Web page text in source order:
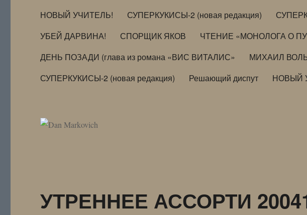
НОВЫЙ УЧИТЕЛЬ!
СУПЕРКУКИСЫ-2 (новая редакция)
УБЕЙ ДАРВИНА!
СПОРЩИК ЯКОВ ЧТЕНИЕ «МОНОЛОГА О
ДЕНЬ ПОЗАДИ (глава из романа «ВИС ВИТАЛИС»
МИХАИЛ
СУПЕРКУКИСЫ-2 (новая редакция)
Решающий диспут НОВЫЙ
УТРЕННЕЕ АССОРТИ